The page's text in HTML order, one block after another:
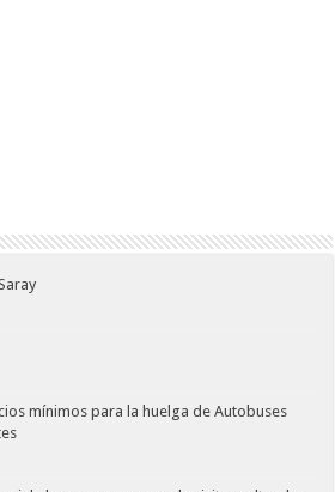
mínimos para la huelga de Autobuses